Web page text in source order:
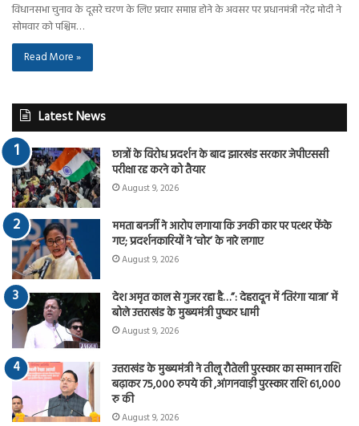
विधानसभा चुनाव के दूसरे चरण के लिए प्रचार समाप्त होने के अवसर पर प्रधानमंत्री नरेंद्र मोदी ने
सोमवार को पश्चिम…
Read More »
Latest News
छात्रों के विरोध प्रदर्शन के बाद झारखंड सरकार जेपीएससी
परीक्षा रद्द करने को तैयार
August 9, 2026
ममता बनर्जी ने आरोप लगाया कि उनकी कार पर पत्थर फेंके
गए; प्रदर्शनकारियों ने ‘चोर’ के नारे लगाए
August 9, 2026
देश अमृत काल से गुजर रहा है…”: देहरादून में ‘तिरंगा यात्रा’ में
बोले उत्तराखंड के मुख्यमंत्री पुष्कर धामी
August 9, 2026
उत्तराखंड के मुख्यमंत्री ने तीलू रौतेली पुरस्कार का सम्मान राशि
बढ़ाकर 75,000 रुपये की ,आंगनवाड़ी पुरस्कार राशि 61,000
रु की
August 9, 2026